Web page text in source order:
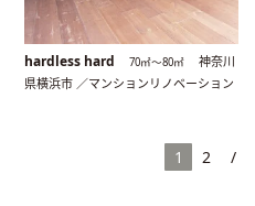
hardless hard 70㎡〜80㎡
神奈川
県横浜市 ／マンションリノベーション
1 2 /